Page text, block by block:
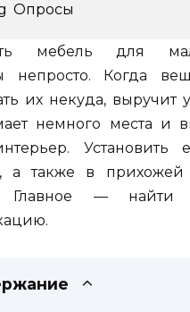
Опросы
мебель для
непросто. Когда
их некуда, выручит
немного места и
Установить
а также в
Главное — найти